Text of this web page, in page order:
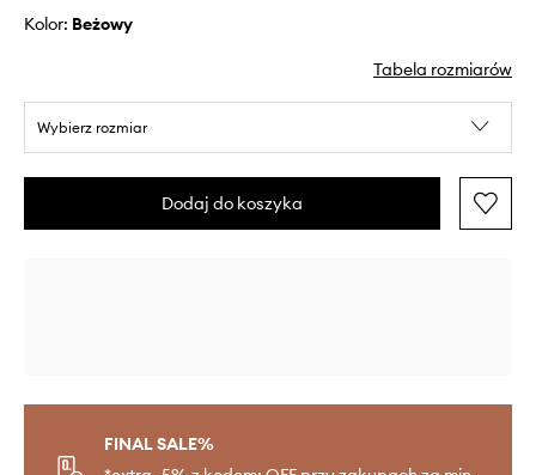
Kolor: beżowy
Tabela rozmiarów
Wybierz rozmiar
Dodaj do koszyka
FINAL SALE%